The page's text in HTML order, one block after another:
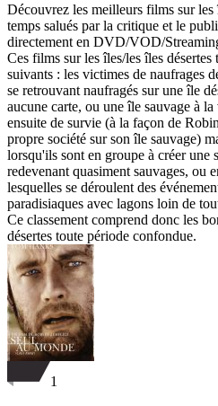
Découvrez les meilleurs films sur les
temps salués par la critique et le
directement en DVD/VOD/
Ces films sur les îles/les îles désertes
suivants : les victimes de naufrages
se retrouvant naufragés sur une île
aucune carte, ou une île sauvage à
ensuite de survie (à la façon de
propre société sur son île sauvage)
lorsqu'ils sont en groupe à créer une
redevenant quasiment sauvages, ou
lesquelles se déroulent des
paradisiaques avec lagons loin de
Ce classement comprend donc les
désertes toute période confondue.
1